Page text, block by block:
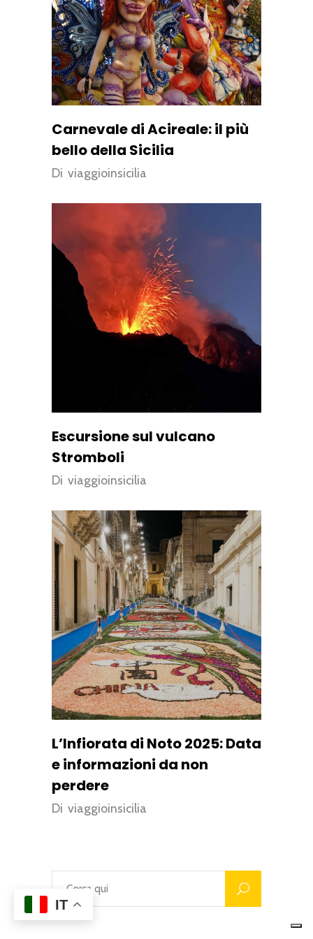
Carnevale di Acireale: il più
bello della Sicilia
Di viaggioinsicilia
Escursione sul vulcano
Stromboli
Di viaggioinsicilia
L’Infiorata di Noto 2025: Data
e informazioni da non
perdere
Di viaggioinsicilia
IT